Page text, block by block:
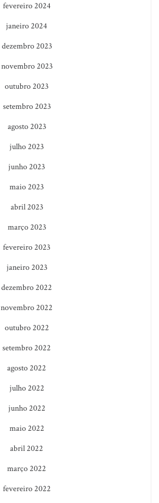
fevereiro 2024
janeiro 2024
dezembro 2023
novembro 2023
outubro 2023
setembro 2023
agosto 2023
julho 2023
junho 2023
maio 2023
abril 2023
março 2023
fevereiro 2023
janeiro 2023
dezembro 2022
novembro 2022
outubro 2022
setembro 2022
agosto 2022
julho 2022
junho 2022
maio 2022
abril 2022
março 2022
fevereiro 2022